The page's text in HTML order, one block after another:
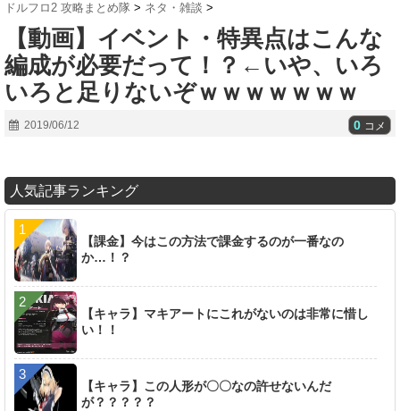
ドルフロ2 攻略まとめ隊 > ネタ・雑談 >
【動画】イベント・特異点はこんな
編成が必要だって！？←いや、いろ
いろと足りないぞｗｗｗｗｗｗｗ
2019/06/12 0 コメ
人気記事ランキング
【課金】今はこの方法で課金するのが一番なの
か…！？
【キャラ】マキアートにこれがないのは非常に惜し
い！！
【キャラ】この人形が〇〇なの許せないんだ
が？？？？？